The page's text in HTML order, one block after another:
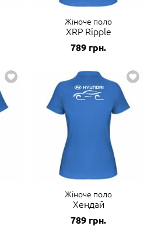
Жіноче поло
XRP Ripple
789 грн.
Жіноче поло
Хендай
789 грн.